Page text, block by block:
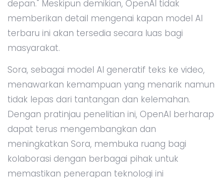
depan." Meskipun demikian, OpenAI tidak
memberikan detail mengenai kapan model AI
terbaru ini akan tersedia secara luas bagi
masyarakat.
Sora, sebagai model AI generatif teks ke video,
menawarkan kemampuan yang menarik namun
tidak lepas dari tantangan dan kelemahan.
Dengan pratinjau penelitian ini, OpenAI berharap
dapat terus mengembangkan dan
meningkatkan Sora, membuka ruang bagi
kolaborasi dengan berbagai pihak untuk
memastikan penerapan teknologi ini